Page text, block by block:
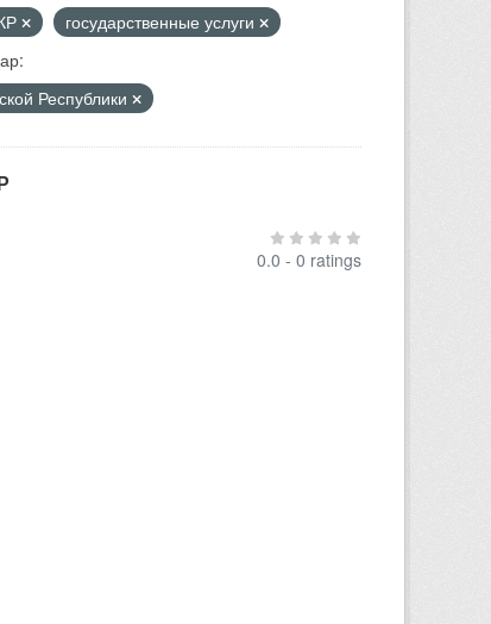
государственные услуги
Республики
0.0 - 0 ratings